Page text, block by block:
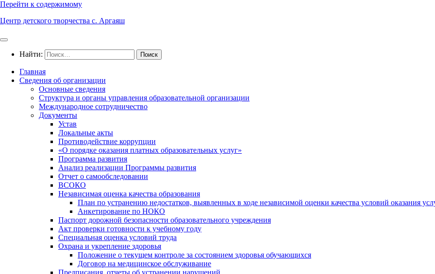
Перейти к содержимому
Центр детского творчества с. Аргаяш
Найти:
Главная
Сведения об организации
Основные сведения
Структура и органы управления образовательной организации
Международное сотрудничество
Документы
Устав
Локальные акты
Противодействие коррупции
«О порядке оказания платных образовательных услуг»
Программа развития
Анализ реализации Программы развития
Отчет о самообследовании
ВСОКО
Независимая оценка качества образования
План по устранению недостатков, выявленных в ходе независимой оценки качества условий оказания
Анкетирование по НОКО
Паспорт дорожной безопасности образовательного учреждения
Акт проверки готовности к учебному году
Специальная оценка условий труда
Охрана и укрепление здоровья
Положение о текущем контроле за состоянием здоровья обучающихся
Договор на медицинское обслуживание
Предписания, отчеты об устранении нарушений